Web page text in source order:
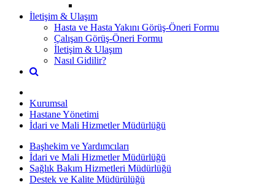
İletişim & Ulaşım
Hasta ve Hasta Yakını Görüş-Öneri Formu
Çalışan Görüş-Öneri Formu
İletişim & Ulaşım
Nasıl Gidilir?
Kurumsal
Hastane Yönetimi
İdari ve Mali Hizmetler Müdürlüğü
Başhekim ve Yardımcıları
İdari ve Mali Hizmetler Müdürlüğü
Sağlık Bakım Hizmetleri Müdürlüğü
Destek ve Kalite Müdürülüğü